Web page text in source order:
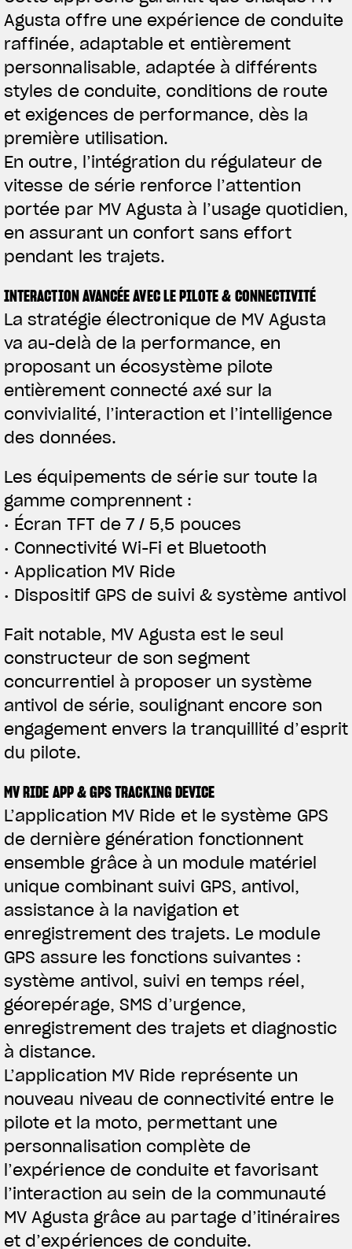
Agusta offre une expérience de conduite
raffinée, adaptable et entièrement
personnalisable, adaptée à différents
styles de conduite, conditions de route
et exigences de performance, dès la
première utilisation.
En outre, l’intégration du régulateur de
vitesse de série renforce l’attention
portée par MV Agusta à l’usage quotidien,
en assurant un confort sans effort
pendant les trajets.
INTERACTION AVANCÉE AVEC LE PILOTE & CONNECTIVITÉ
La stratégie électronique de MV Agusta
va au-delà de la performance, en
proposant un écosystème pilote
entièrement connecté axé sur la
convivialité, l’interaction et l’intelligence
des données.
Les équipements de série sur toute la
gamme comprennent :
• Écran TFT de 7 / 5,5 pouces
• Connectivité Wi-Fi et Bluetooth
• Application MV Ride
• Dispositif GPS de suivi & système antivol
Fait notable, MV Agusta est le seul
constructeur de son segment
concurrentiel à proposer un système
antivol de série, soulignant encore son
engagement envers la tranquillité d’esprit
du pilote.
MV RIDE APP & GPS TRACKING DEVICE
L’application MV Ride et le système GPS
de dernière génération fonctionnent
ensemble grâce à un module matériel
unique combinant suivi GPS, antivol,
assistance à la navigation et
enregistrement des trajets. Le module
GPS assure les fonctions suivantes :
système antivol, suivi en temps réel,
géorepérage, SMS d’urgence,
enregistrement des trajets et diagnostic
à distance.
L’application MV Ride représente un
nouveau niveau de connectivité entre le
pilote et la moto, permettant une
personnalisation complète de
l’expérience de conduite et favorisant
l’interaction au sein de la communauté
MV Agusta grâce au partage d’itinéraires
et d’expériences de conduite.